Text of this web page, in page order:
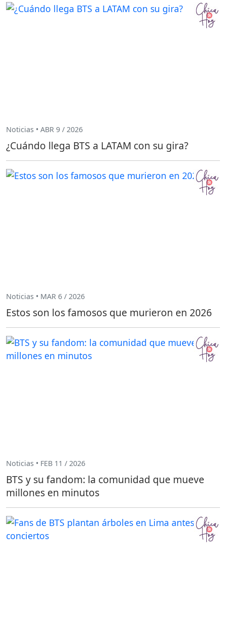
Noticias • ABR 9 / 2026
¿Cuándo llega BTS a LATAM con su gira?
Noticias • MAR 6 / 2026
Estos son los famosos que murieron en 2026
Noticias • FEB 11 / 2026
BTS y su fandom: la comunidad que mueve
millones en minutos